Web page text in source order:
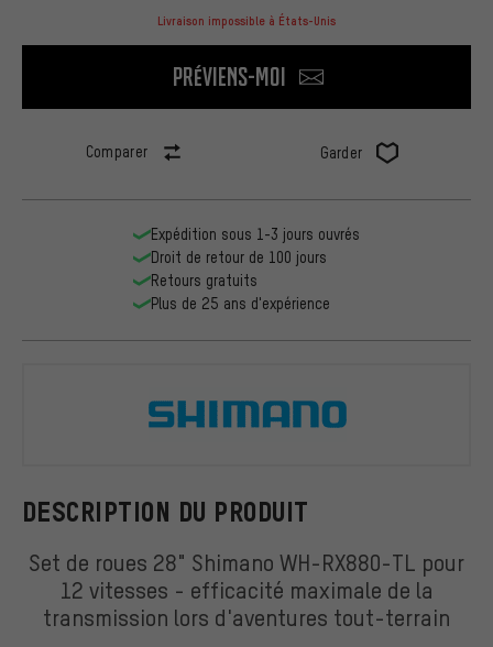
Livraison impossible à États-Unis
Préviens-moi
Comparer Garder
DESCRIPTION DU PRODUIT
Set de roues 28" Shimano WH-RX880-TL pour
12 vitesses - efficacité maximale de la
transmission lors d'aventures tout-terrain
Expédition sous 1-3 jours ouvrés
Droit de retour de 100 jours
Retours gratuits
Plus de 25 ans d'expérience
Shimano